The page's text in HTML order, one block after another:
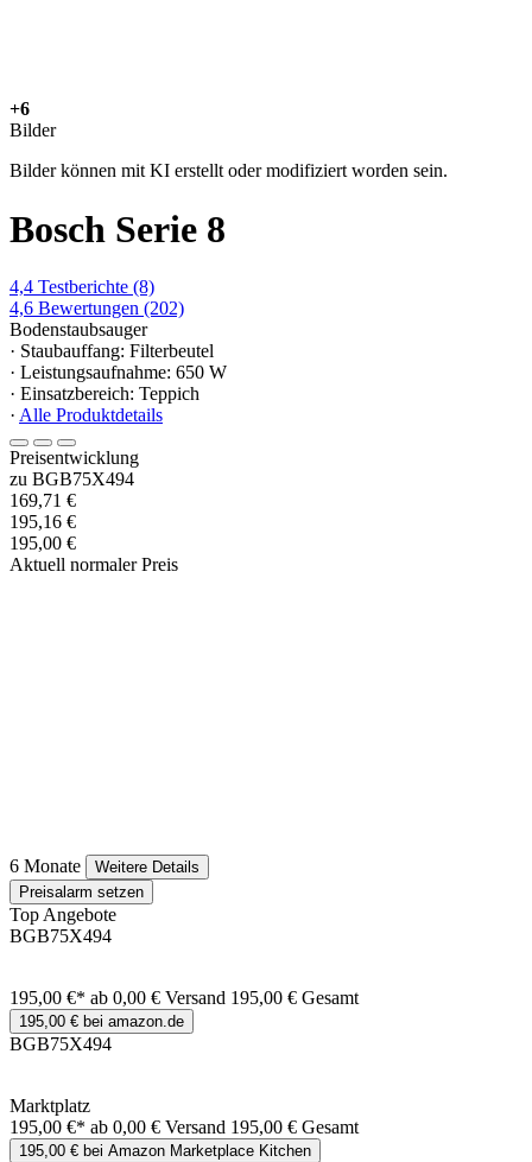
+6
Bilder
Bilder können mit KI erstellt oder modifiziert worden sein.
Bosch Serie 8
4,4 Testberichte (8)
4,6 Bewertungen (202)
Bodenstaubsauger
· Staubauffang: Filterbeutel
· Leistungsaufnahme: 650 W
· Einsatzbereich: Teppich
· Alle Produktdetails
Preisentwicklung
zu BGB75X494
169,71 €
195,16 €
195,00 €
Aktuell normaler Preis
6 Monate
Weitere Details
Preisalarm setzen
Top Angebote
BGB75X494
195,00 €* ab 0,00 € Versand 195,00 € Gesamt
195,00 € bei amazon.de
BGB75X494
Marktplatz
195,00 €* ab 0,00 € Versand 195,00 € Gesamt
195,00 € bei Amazon Marketplace Kitchen